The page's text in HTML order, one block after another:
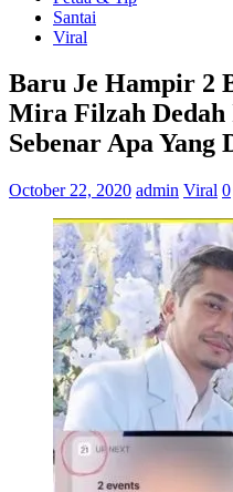
Santai
Viral
Baru Je Hampir 2
Mira Filzah Dedah
Sebenar Apa
October 22, 2020 admin Viral 0